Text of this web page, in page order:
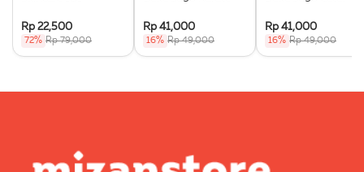
Rp 22,500
72% Rp 79,000
Rp 41,000
16% Rp 49,000
Rp 41,000
16% Rp 49,000